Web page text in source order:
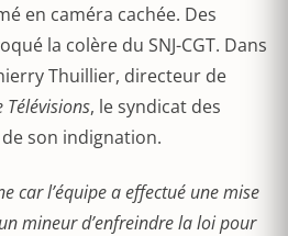
en caméra cachée. Des
la colère du SNJ-CGT. Dans
Thuillier, directeur de
Télévisions, le syndicat des
son indignation.
car l’équipe a effectué une mise
mineur d’enfreindre la loi pour